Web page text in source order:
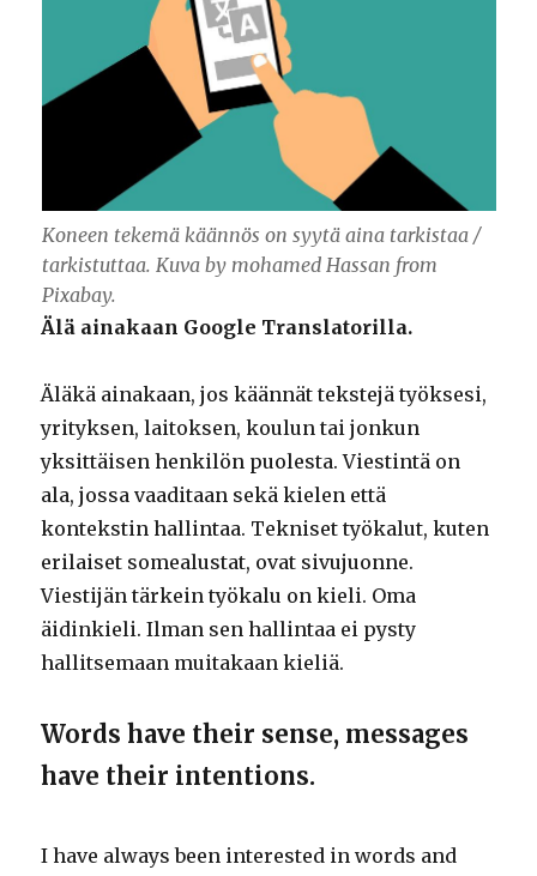
Koneen tekemä käännös on syytä aina tarkistaa /
tarkistuttaa. Kuva by mohamed Hassan from
Pixabay.
Älä ainakaan Google Translatorilla.
Äläkä ainakaan, jos käännät tekstejä työksesi,
yrityksen, laitoksen, koulun tai jonkun
yksittäisen henkilön puolesta. Viestintä on
ala, jossa vaaditaan sekä kielen että
kontekstin hallintaa. Tekniset työkalut, kuten
erilaiset somealustat, ovat sivujuonne.
Viestijän tärkein työkalu on kieli. Oma
äidinkieli. Ilman sen hallintaa ei pysty
hallitsemaan muitakaan kieliä.
Words have their sense, messages
have their intentions.
I have always been interested in words and